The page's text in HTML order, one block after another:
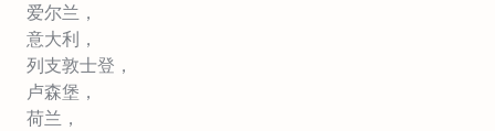
爱尔兰，
意大利，
列支敦士登，
卢森堡，
荷兰，